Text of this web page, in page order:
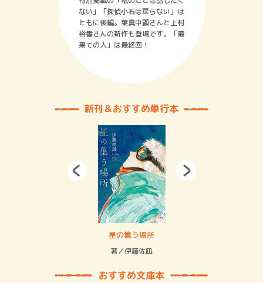
ない」「探偵小石は戻らない」は
ともに後編。葉真中顕さんと上村
裕香さんの新作も登場です。「最
果ての人」は最終回！
新刊＆おすすめ単行本
星の集う場所
著／伊藤佐凪
おすすめ文庫本